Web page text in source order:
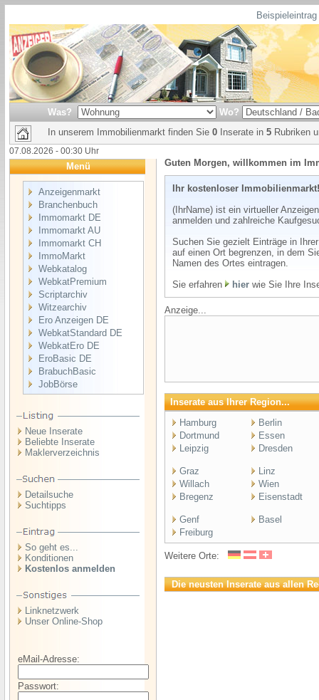
Beispieleintrag
Was?
Wo?
In unserem Immobilienmarkt finden Sie 0 Inserate in 5 Rubriken
07.08.2026 - 00:30 Uhr
Menü
Anzeigenmarkt
Branchenbuch
Immomarkt DE
Immomarkt AU
Immomarkt CH
ImmoMarkt
Webkatalog
WebkatPremium
Scriptarchiv
Witzearchiv
Ero Anzeigen DE
WebkatStandard DE
WebkatEro DE
EroBasic DE
BrabuchBasic
JobBörse
Neue Inserate
Beliebte Inserate
Maklerverzeichnis
Detailsuche
Suchtipps
So geht es...
Konditionen
Kostenlos anmelden
Linknetzwerk
Unser Online-Shop
eMail-Adresse:
Passwort:
Guten Morgen, willkommen im
Ihr kostenloser Immobilienmarkt!
(IhrName) ist ein virtueller
anmelden und zahlreiche
Suchen Sie gezielt Einträge in
auf einen Ort begrenzen, in dem
Namen des Ortes eintragen.
Sie erfahren
hier wie Sie Ihre
Anzeige...
Inserate aus Ihrer Region...
Hamburg
Berlin
Dortmund
Essen
Leipzig
Dresden
Graz
Linz
Willach
Wien
Bregenz
Eisenstadt
Genf
Basel
Freiburg
Weitere Orte:
Die neusten Inserate aus allen